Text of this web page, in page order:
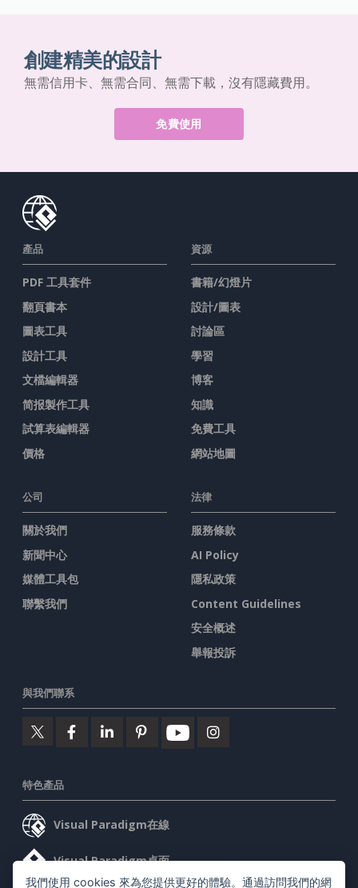
創建精美的設計
無需信用卡、無需合同、無需下載，沒有隱藏費用。
免費使用
產品
PDF 工具套件
翻頁書本
圖表工具
設計工具
文檔編輯器
简报製作工具
試算表編輯器
價格
資源
書籍/幻燈片
設計/圖表
討論區
學習
博客
知識
免費工具
網站地圖
公司
關於我們
新聞中心
媒體工具包
聯繫我們
法律
服務條款
AI Policy
隱私政策
Content Guidelines
安全概述
舉報投訴
與我們聯系
特色產品
Visual Paradigm在線
Visual Paradigm桌面
我們使用 cookies 來為您提供更好的體驗。通過訪問我們的網